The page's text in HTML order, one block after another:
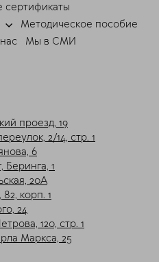
сертификаты
Методическое пособие
Мы в СМИ
проезд, 19
2/14, стр. 1
6
Беринга, 1
20А
корп. 1
24
120, стр. 1
Маркса, 25
удобный